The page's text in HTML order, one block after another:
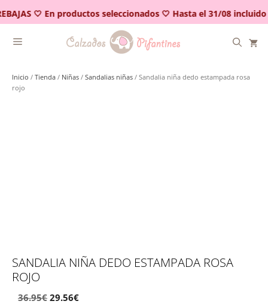
🤍 En productos seleccionados 🤍 Hasta el 31/08 incluido
al
contenido
Inicio / Tienda / Niñas / Sandalias niñas / Sandalia niña dedo estampada rosa
rojo
SANDALIA NIÑA DEDO ESTAMPADA ROSA
ROJO
36.95€ El
29.56€El